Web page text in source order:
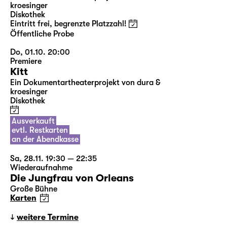
kroesinger
Diskothek
Eintritt frei, begrenzte Platzzahl!
Öffentliche Probe
Do, 01.10. 20:00
Premiere
Kitt
Ein Dokumentartheaterprojekt von dura &
kroesinger
Diskothek
Ausverkauft
evtl. Restkarten
an der Abendkasse
Sa, 28.11. 19:30 — 22:35
Wiederaufnahme
Die Jungfrau von Orleans
Große Bühne
Karten
weitere Termine